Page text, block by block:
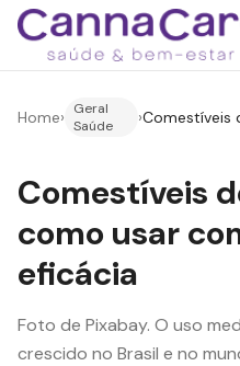
Home›
Geral
Saúde
›Comestíveis
Comestíveis
como usar
eficácia
Foto de Pixabay. O uso
crescido no Brasil e no